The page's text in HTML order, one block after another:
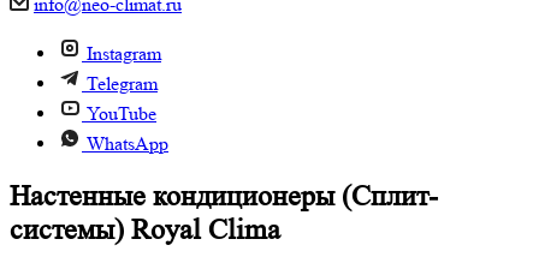
Instagram
Telegram
YouTube
WhatsApp
Настенные кондиционеры (Сплит-
системы) Royal Clima